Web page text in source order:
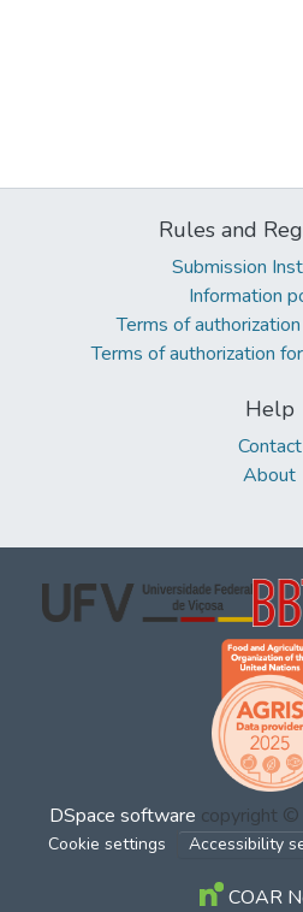
Rules and
Submission
Information
Terms of
Terms of authorization
Help
Contact
About
DSpace software copyright
Cookie settings Accessibility
COAR